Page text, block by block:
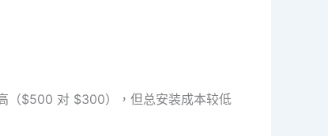
（$500 对 $300），但总安装成本较低